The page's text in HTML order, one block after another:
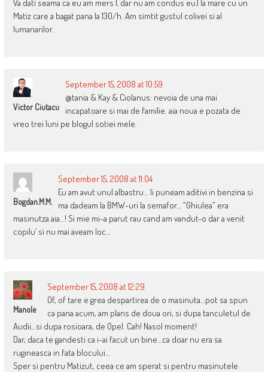
Va dati seama ca eu am mers ( dar nu am condus eu) la mare cu un
Matiz care a bagat pana la 130/h. Am simtit gustul colivei si al
lumanarilor.
Victor Ciutacu
September 15, 2008 at 10:59
@tania & Kay & Ciolanus: nevoia de una mai
incapatoare si mai de familie. aia noua e pozata de
vreo trei luni pe blogul sotiei mele.
Bogdan.M.M.
September 15, 2008 at 11:04
Eu am avut unul albastru… Ii puneam aditivi in benzina si
ma dadeam la BMW-uri la semafor… “Ghiulea” era
masinutza aia…! Si mie mi-a parut rau cand am vandut-o dar a venit
copilu’ si nu mai aveam loc…
Manole
September 15, 2008 at 12:29
Of, of tare e grea despartirea de o masinuta…pot sa spun
ca pana acum, am plans de doua ori, si dupa tanculetul de
Audii…si dupa rosioara, de Opel. Cah! Nasol moment!
Dar, daca te gandesti ca i-ai facut un bine…ca doar nu era sa
rugineasca in fata blocului…
Sper si pentru Matizut, ceea ce am sperat si pentru masinutele